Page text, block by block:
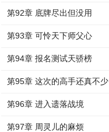
第92章 底牌尽出但没用
第93章 可怜天下师父心
第94章 报名测试天骄榜
第95章 这次的高手还真不少
第96章 进入遗落战境
第97章 周灵儿的麻烦